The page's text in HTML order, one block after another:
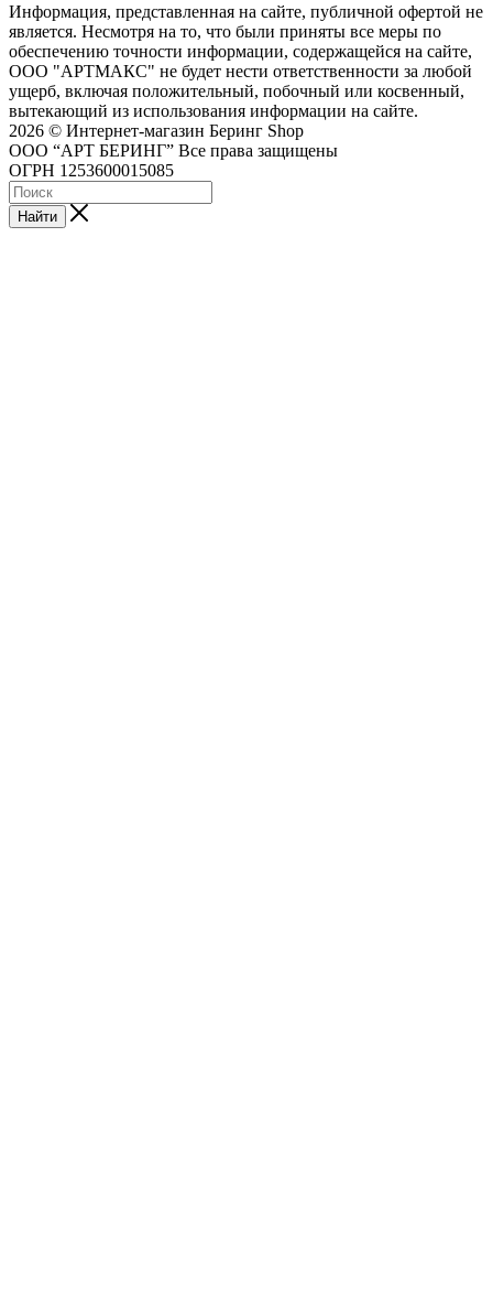
Информация, представленная на сайте, публичной офертой не
является. Несмотря на то, что были приняты все меры по
обеспечению точности информации, содержащейся на сайте,
ООО "АРТМАКС" не будет нести ответственности за любой
ущерб, включая положительный, побочный или косвенный,
вытекающий из использования информации на сайте.
2026 © Интернет-магазин Беринг Shop
ООО “АРТ БЕРИНГ” Все права защищены
ОГРН 1253600015085
Найти